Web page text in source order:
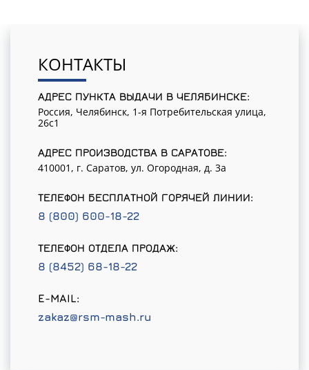
КОНТАКТЫ
АДРЕС ПУНКТА ВЫДАЧИ В ЧЕЛЯБИНСКЕ:
Россия, Челябинск, 1-я Потребительская улица,
26с1
АДРЕС ПРОИЗВОДСТВА В САРАТОВЕ:
410001, г. Саратов, ул. Огородная, д. 3а
ТЕЛЕФОН БЕСПЛАТНОЙ ГОРЯЧЕЙ ЛИНИИ:
8 (800) 600-18-22
ТЕЛЕФОН ОТДЕЛА ПРОДАЖ:
8 (8452) 68-18-22
E-MAIL:
zakaz@rsm-mash.ru